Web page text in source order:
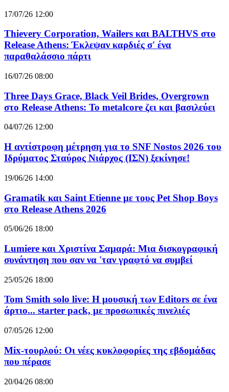
17/07/26 12:00
Thievery Corporation, Wailers και BALTHVS στο
Release Athens: Έκλεψαν καρδιές σ' ένα
παραθαλάσσιο πάρτι
16/07/26 08:00
Three Days Grace, Black Veil Brides, Overgrown
στο Release Athens: Το metalcore ζει και βασιλεύει
04/07/26 12:00
Η αντίστροφη μέτρηση για το SNF Nostos 2026 του
Ιδρύματος Σταύρος Νιάρχος (ΙΣΝ) ξεκίνησε!
19/06/26 14:00
Gramatik και Saint Etienne με τους Pet Shop Boys
στο Release Athens 2026
05/06/26 18:00
Lumiere και Χριστίνα Σαμαρά: Μια δισκογραφική
συνάντηση που σαν να 'ταν γραφτό να συμβεί
25/05/26 18:00
Tom Smith solo live: Η μουσική των Editors σε ένα
άρτιο... starter pack, με προσωπικές πινελιές
07/05/26 12:00
Mix-τουρλού: Οι νέες κυκλοφορίες της εβδομάδας
που πέρασε
20/04/26 08:00